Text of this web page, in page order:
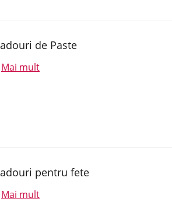
de Paste
Mai mult
pentru fete
Mai mult